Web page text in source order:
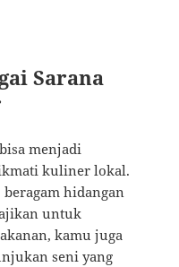
Sarana
menjadi
kuliner lokal.
hidangan
untuk
kamu juga
seni yang